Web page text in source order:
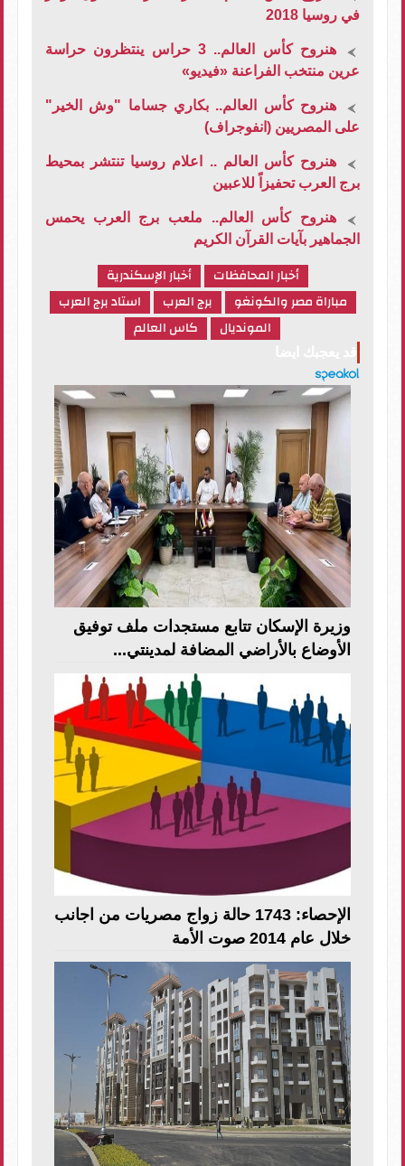
في روسيا 2018
هنروح كأس العالم.. 3 حراس ينتظرون حراسة
عرين منتخب الفراعنة «فيديو»
هنروح كأس العالم.. بكاري جساما "وش الخير"
على المصريين (انفوجراف)
هنروح كأس العالم .. اعلام روسيا تنتشر بمحيط
برج العرب تحفيزاً للاعبين
هنروح كأس العالم.. ملعب برج العرب يحمس
الجماهير بآيات القرآن الكريم
أخبار المحافظات
أخبار الإسكندرية
مباراة مصر والكونغو
برج العرب
استاد برج العرب
المونديال
كاس العالم
وزيرة الإسكان تتابع مستجدات ملف توفيق
الأوضاع بالأراضي المضافة لمدينتي...
الإحصاء: 1743 حالة زواج مصريات من اجانب
خلال عام 2014 صوت الأمة